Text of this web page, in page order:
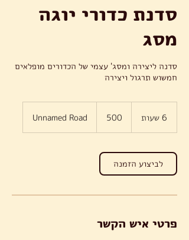
סדנת כדורי יוגה
מסג
סדנה ליצירה ומסג' עצמי של הכדורים מופלאים
חמשוש תרגול ויצירה
6 שעות
ו
ת
500
Unnamed Road
לביצוע הזמנה
פרטי איש הקשר